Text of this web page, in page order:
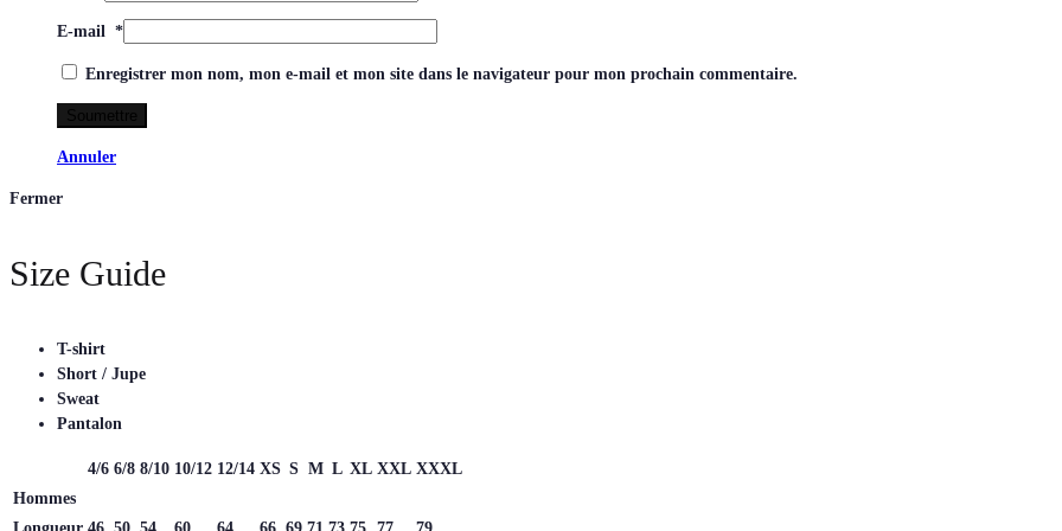
E-mail *
Enregistrer mon nom, mon e-mail et mon site dans le navigateur pour mon prochain commentaire.
Annuler
Fermer
Size Guide
T-shirt
Short / Jupe
Sweat
Pantalon
4/6 6/8 8/10 10/12 12/14 XS S M L XL XXL XXXL
Hommes